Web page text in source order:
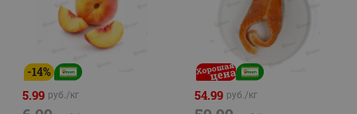
-14%
5.99 руб./кг 54.99 руб./кг